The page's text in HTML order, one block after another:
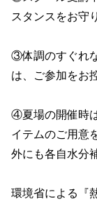
スタンスをお守
③体調のすぐれ
は、ご参加をお
④夏場の開催時
イテムのご用意
外にも各自水分
環境省による『